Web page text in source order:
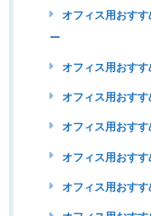
オフィス用おす
ー
オフィス用おす
オフィス用おす
オフィス用おす
オフィス用おす
オフィス用おす